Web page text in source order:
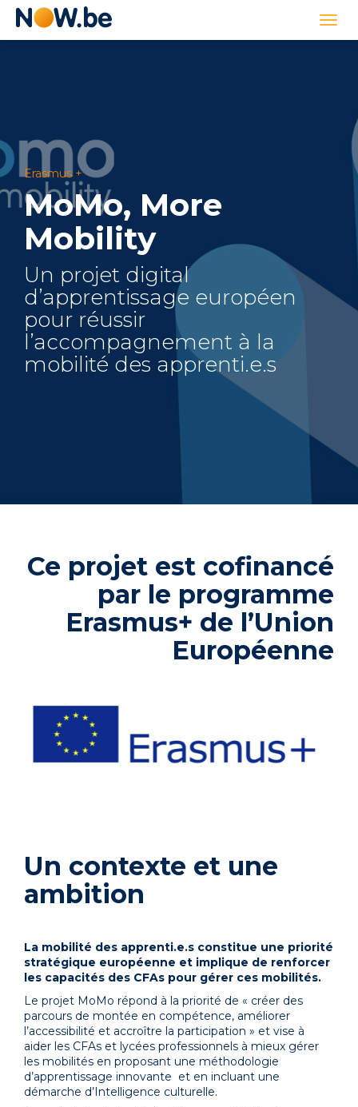
Lien
Erasmus +
MoMo, More
Mobility
Un projet digital
d’apprentissage européen
pour réussir
l’accompagnement à la
mobilité des apprenti.e.s
Ce projet est cofinancé
par le programme
Erasmus+ de l’Union
Européenne
Un contexte et une
ambition
La mobilité des apprenti.e.s constitue une priorité
stratégique européenne et implique de renforcer
les capacités des CFAs pour gérer ces mobilités.
Le projet MoMo répond à la priorité de « créer des
parcours de montée en compétence, améliorer
l’accessibilité et accroître la participation » et vise à
aider les CFAs et lycées professionnels à mieux gérer
les mobilités en proposant une méthodologie
d’apprentissage innovante et en incluant une
démarche d’Intelligence culturelle.